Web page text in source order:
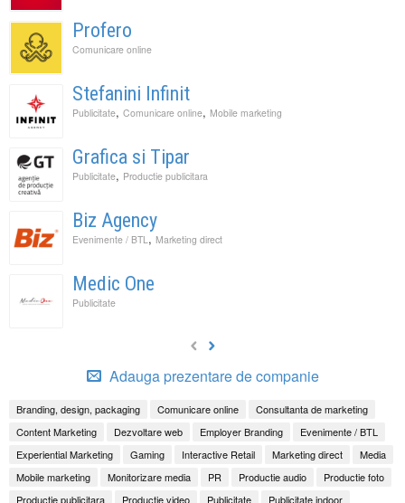
Profero
Comunicare online
Stefanini Infinit
Publicitate, Comunicare online, Mobile marketing
Grafica si Tipar
Publicitate, Productie publicitara
Biz Agency
Evenimente / BTL, Marketing direct
Medic One
Publicitate
Adauga prezentare de companie
Branding, design, packaging Comunicare online
Consultanta de marketing
Content Marketing
Dezvoltare web Employer Branding
Evenimente / BTL
Experiential Marketing
Gaming Interactive Retail Marketing direct
Media
Mobile marketing
Monitorizare media PR Productie audio
Productie foto
Productie publicitara
Productie video Publicitate Publicitate indoor